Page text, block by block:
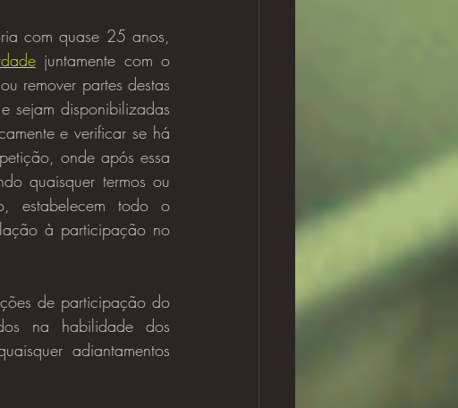
com quase 25 anos,
remover partes destas
sejam disponibilizadas
e verificar se há
onde após essa
quaisquer termos ou
estabelecem todo o
à participação no
na habilidade dos
adiantamentos